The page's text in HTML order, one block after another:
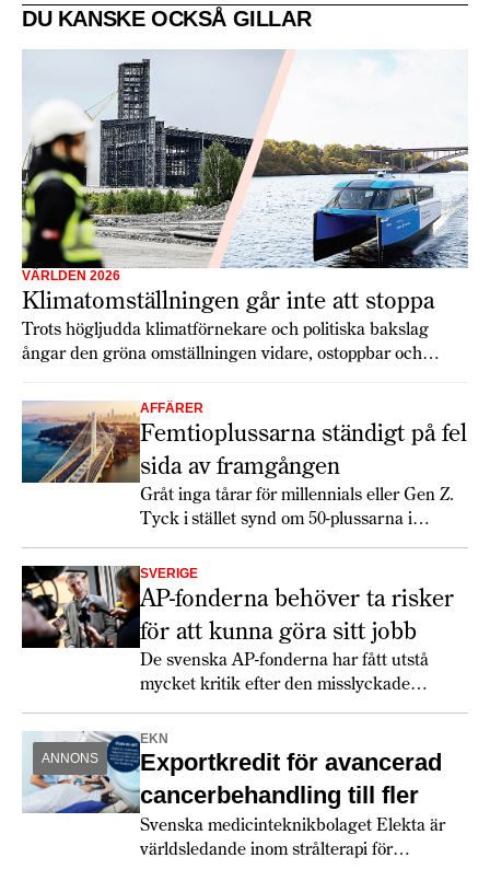
DU KANSKE OCKSÅ GILLAR
VÄRLDEN 2026
Klimatomställningen går inte att stoppa
Trots högljudda klimatförnekare och politiska bakslag
ångar den gröna omställningen vidare, ostoppbar och
Trump eller geopolitisk oro kan bromsa den
samhällstransformation som nu rullar över världen.
AFFÄRER
Femtioplussarna ständigt på fel
sida av framgången
Gråt inga tårar för millennials eller Gen Z.
Tyck i stället synd om 50-plussarna i
Generation X.
SVERIGE
AP-fonderna behöver ta risker
för att kunna göra sitt jobb
De svenska AP-fonderna har fått utstå
mycket kritik efter den misslyckade
investeringen i batteriföretaget Northvolt.
Men Niklas Ekvall på Fjärde AP-fonden
och Mats Langensjö på konsultfirman
Arkwright menar att sådana risker måste
tas.
ANNONS
EKN
Exportkredit för avancerad
cancerbehandling till fler
Svenska medicinteknikbolaget Elekta är
världsledande inom strålterapi för